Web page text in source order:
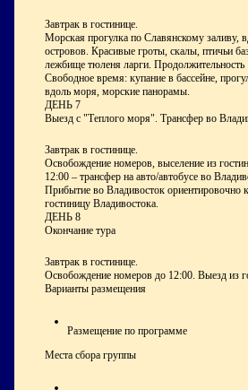
Завтрак в гостинице.
Морская прогулка по Славянскому заливу,
островов. Красивые гроты, скалы, птичьи
лежбище тюленя ларги. Продолжительность
Свободное время: купание в бассейне,
вдоль моря, морские панорамы.
ДЕНЬ 7
Выезд с "Теплого моря". Трансфер во
Завтрак в гостинице.
Освобождение номеров, выселение из
12:00 – трансфер на авто/автобусе во
Прибытие во Владивосток ориентировочно
гостиницу Владивостока.
ДЕНЬ 8
Окончание тура
Завтрак в гостинице.
Освобождение номеров до 12:00. Выезд из
Варианты размещения
Размещение по программе
Места сбора группы